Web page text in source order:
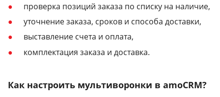
проверка позиций заказа по списку на наличие,
уточнение заказа, сроков и способа доставки,
выставление счета и оплата,
комплектация заказа и доставка.
Как настроить мультиворонки в amoCRM?